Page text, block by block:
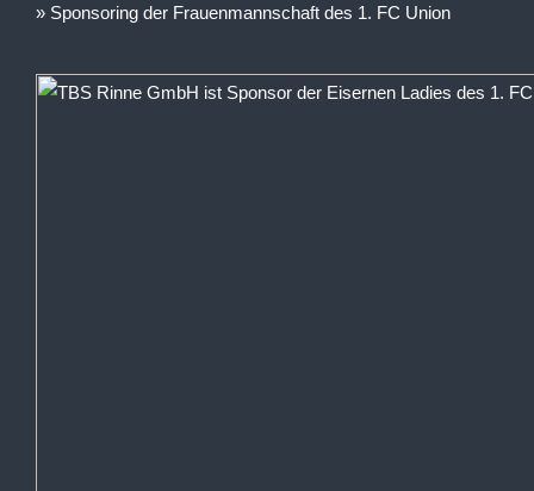
Sponsoring der Frauenmannschaft des 1. FC Union